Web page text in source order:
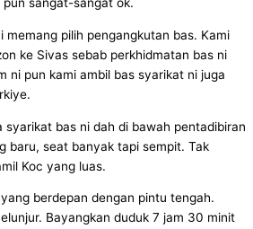
sangat-sangat ok.
memang pilih pengangkutan bas. Kami
ke Sivas sebab perkhidmatan bas ni
ni pun kami ambil bas syarikat ni juga
syarikat bas ni dah di bawah pentadibiran
baru, seat banyak tapi sempit. Tak
Koc yang luas.
berdepan dengan pintu tengah.
Bayangkan duduk 7 jam 30 minit